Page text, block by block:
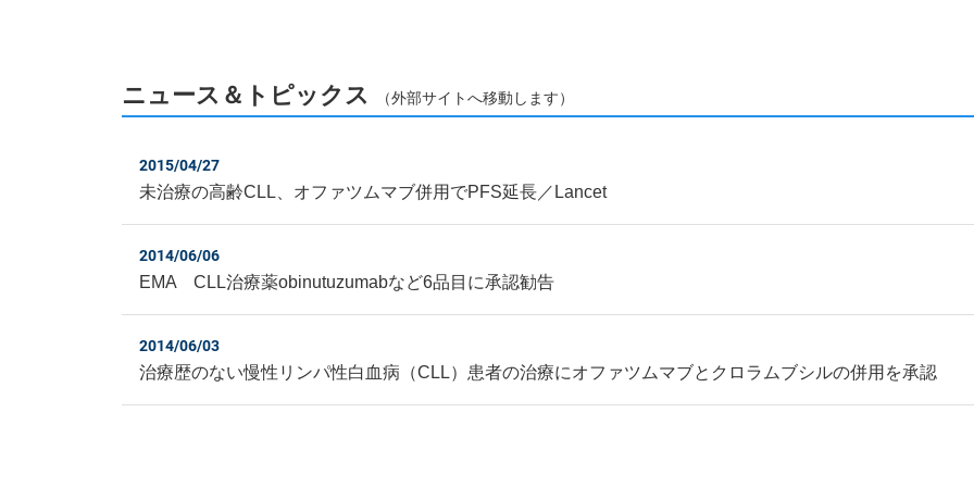
ニュース＆トピックス （外部サイトへ移動します）
2015/04/27
未治療の高齢CLL、オファツムマブ併用でPFS延長／Lancet
2014/06/06
EMA CLL治療薬obinutuzumabなど6品目に承認勧告
2014/06/03
治療歴のない慢性リンパ性白血病（CLL）患者の治療にオファツムマブとクロラムブシルの併用を承認